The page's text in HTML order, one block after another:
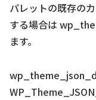
パレットの既存の
する場合は
ます。